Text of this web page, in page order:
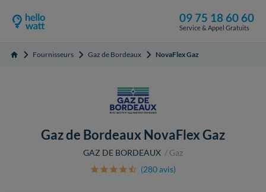
09 75 18 60 60
Service & Appel Gratuits
Accueil Fournisseurs Gaz de Bordeaux NovaFlex Gaz
Gaz de Bordeaux NovaFlex Gaz
GAZ DE BORDEAUX
Gaz
(280 avis)